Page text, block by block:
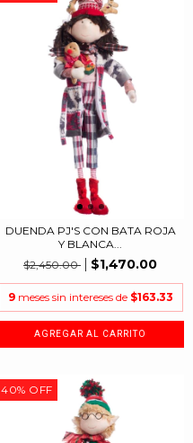
DUENDA PJ'S CON BATA ROJA
Y BLANCA...
$2,450.00
$1,470.00
9 meses sin intereses de $163.33
40% OFF